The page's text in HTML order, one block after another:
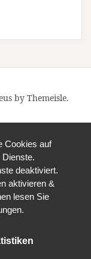
by Themeisle.
Cookies auf
deaktiviert.
aktivieren &
lesen Sie